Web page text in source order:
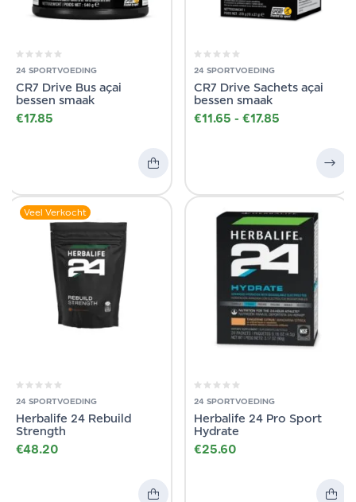
24 SPORTVOEDING
CR7 Drive Bus açai
bessen smaak
€17.85
24 SPORTVOEDING
CR7 Drive Sachets açai
bessen smaak
€11.65 - €17.85
Veel Verkocht
24 SPORTVOEDING
Herbalife 24 Rebuild
Strength
€48.20
24 SPORTVOEDING
Herbalife 24 Pro Sport
Hydrate
€25.60